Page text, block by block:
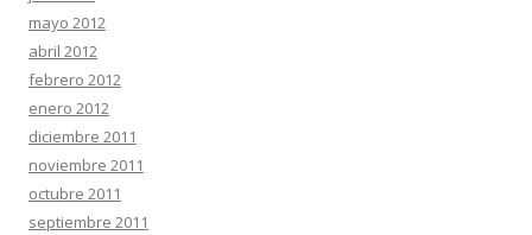
mayo 2012
abril 2012
febrero 2012
enero 2012
diciembre 2011
noviembre 2011
octubre 2011
septiembre 2011